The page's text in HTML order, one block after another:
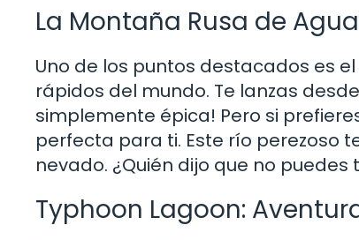
La Montaña Rusa de Agua
Uno de los puntos destacados es el
rápidos del mundo. Te lanzas
simplemente épica! Pero si
perfecta para ti. Este río perezoso
nevado. ¿Quién dijo que no
Typhoon Lagoon: